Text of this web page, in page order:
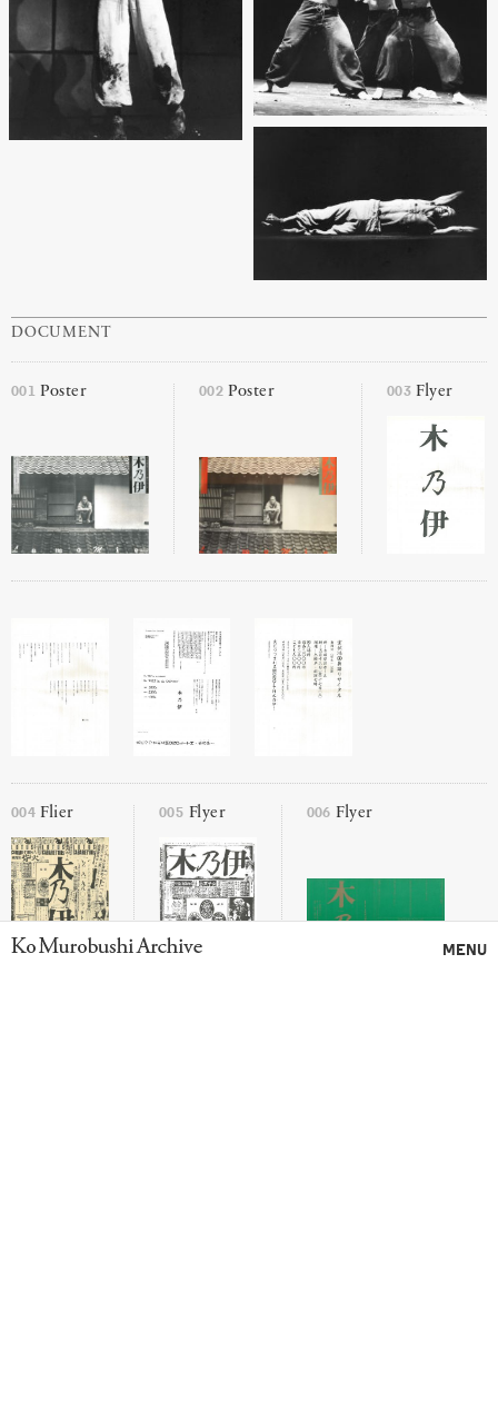
DOCUMENT
001 Poster 002Poster 003Flyer
004Flier 005 Flyer 006 Flyer
MENU